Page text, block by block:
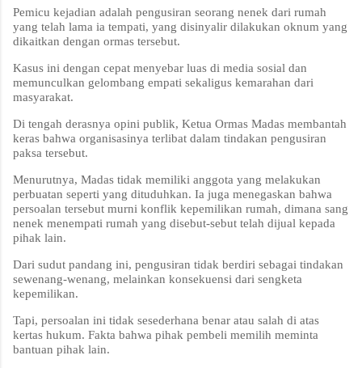
Pemicu kejadian adalah pengusiran seorang nenek dari rumah
yang telah lama ia tempati, yang disinyalir dilakukan oknum yang
dikaitkan dengan ormas tersebut.
Kasus ini dengan cepat menyebar luas di media sosial dan
memunculkan gelombang empati sekaligus kemarahan dari
masyarakat.
Di tengah derasnya opini publik, Ketua Ormas Madas membantah
keras bahwa organisasinya terlibat dalam tindakan pengusiran
paksa tersebut.
Menurutnya, Madas tidak memiliki anggota yang melakukan
perbuatan seperti yang dituduhkan. Ia juga menegaskan bahwa
persoalan tersebut murni konflik kepemilikan rumah, dimana sang
nenek menempati rumah yang disebut-sebut telah dijual kepada
pihak lain.
Dari sudut pandang ini, pengusiran tidak berdiri sebagai tindakan
sewenang-wenang, melainkan konsekuensi dari sengketa
kepemilikan.
Tapi, persoalan ini tidak sesederhana benar atau salah di atas
kertas hukum. Fakta bahwa pihak pembeli memilih meminta
bantuan pihak lain.